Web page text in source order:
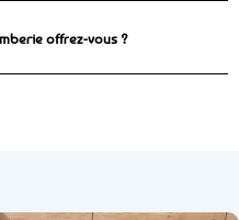
offrez-vous ?